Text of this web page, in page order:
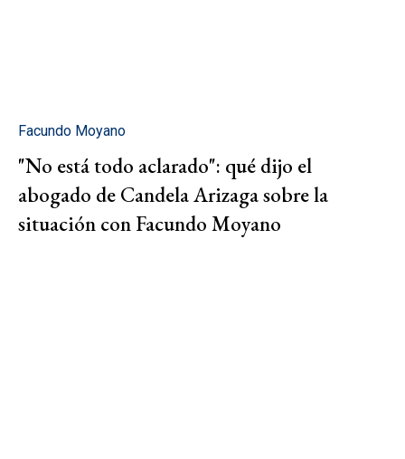
Facundo Moyano
"No está todo aclarado": qué dijo el
abogado de Candela Arizaga sobre la
situación con Facundo Moyano